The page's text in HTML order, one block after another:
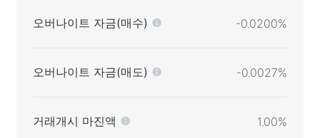
오버나이트 자금(매수) -0.0200%
오버나이트 자금(매도) -0.0027%
거래개시 마진액 1.00%